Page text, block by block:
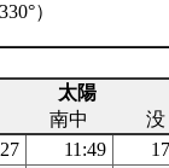
）
太陽
南中
没
11:49